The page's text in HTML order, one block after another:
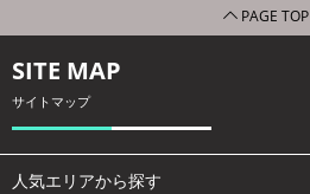
PAGE TOP
SITE MAP
サイトマップ
人気エリアから探す